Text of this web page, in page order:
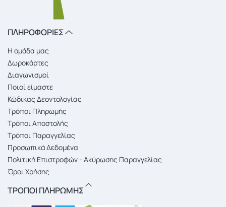
ΠΛΗΡΟΦΟΡΙΕΣ
Η ομάδα μας
Δωροκάρτες
Διαγωνισμοί
Ποιοί είμαστε
Κώδικας Δεοντολογίας
Τρόποι Πληρωμής
Τρόποι Αποστολής
Τρόποι Παραγγελίας
Προσωπικά Δεδομένα
Πολιτική Επιστροφών - Ακύρωσης Παραγγελίας
Όροι Χρήσης
ΤΡΟΠΟΙ ΠΛΗΡΩΜΗΣ